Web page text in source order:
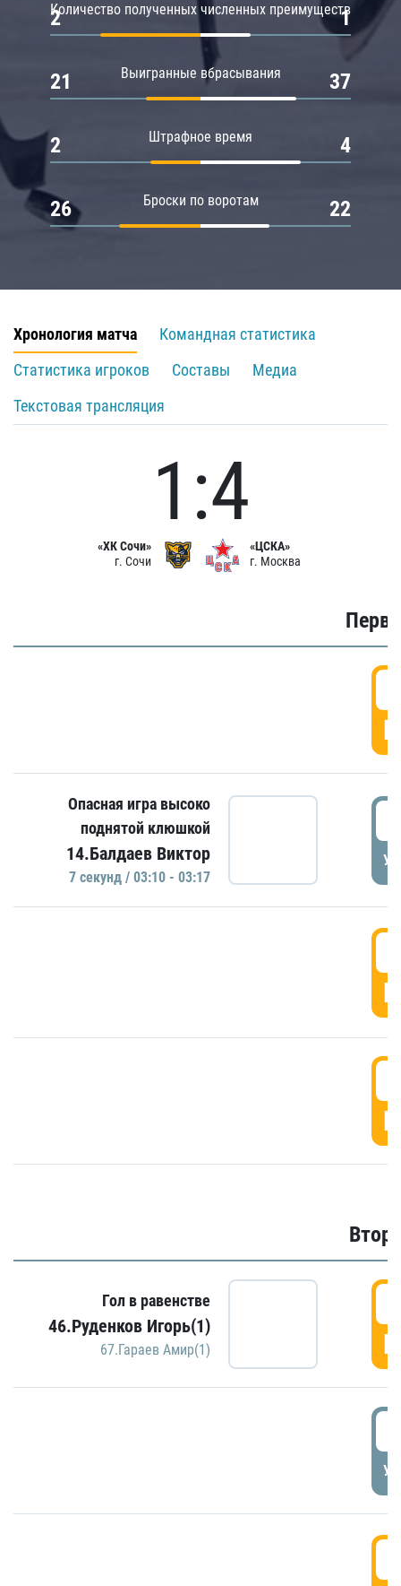
Количество полученных численных преимуществ
2 1
Выигранные вбрасывания
21 37
Штрафное время
2 4
Броски по воротам
26 22
Хронология матча
Командная статистика
Статистика игроков
Составы
Медиа
Текстовая трансляция
«ХК Сочи»
г. Сочи
1:4
«ЦСКА»
г. Москва
Опасная игра высоко
поднятой клюшкой
14.Балдаев Виктор
7 секунд / 03:10 - 03:17
Гол в равенстве
46.Руденков Игорь(1)
67.Гараев Амир(1)